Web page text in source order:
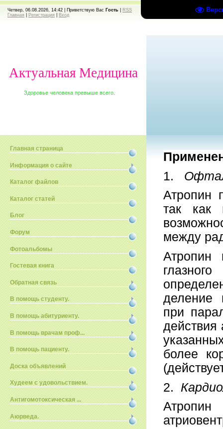
Четвер, 06.08.2026, 14:42 | Приветствую Вас Гость
RSS
Главная
Регистрация Вход
Актуальная Медицина
Здоровье человека превыше всего.
Главная страница
Информация о сайте
Каталог файлов
Каталог статей
Блог
Форум
Фотоальбомы
Гостевая книга
Обратная связь
В помощь студенту.
В помощь абитуриенту.
В помощь врачам проф...
В помощь пациенту.
Доска объявлений
Худеем с удовольствием.
Антигомотоксическая ...
Аюрведа.
1.
Атропин
так как
между
Атропин
деление
при
действия
более
2.